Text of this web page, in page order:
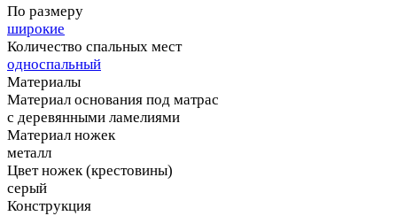
По размеру
широкие
Количество спальных мест
односпальный
Материалы
Материал основания под матрас
с деревянными ламелиями
Материал ножек
металл
Цвет ножек (крестовины)
серый
Конструкция